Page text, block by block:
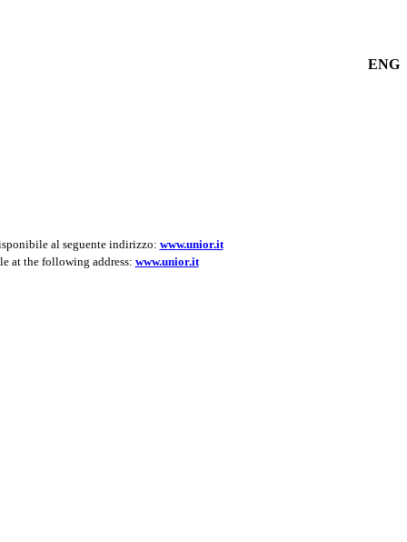
ENG
al seguente indirizzo: www.unior.it
at the following address: www.unior.it